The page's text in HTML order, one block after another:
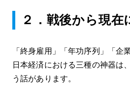
２．戦後から現在
「終身雇用」「年功序列」「企
日本経済における三種の神器は
う話があります。